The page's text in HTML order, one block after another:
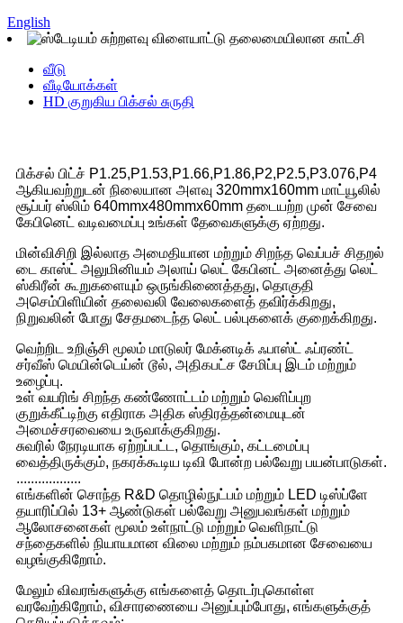
English
வீடு
வீடியோக்கள்
HD குறுகிய பிக்சல் சுருதி
பிக்சல் பிட்ச் P1.25,P1.53,P1.66,P1.86,P2,P2.5,P3.076,P4
ஆகியவற்றுடன் நிலையான அளவு 320mmx160mm மாட்யூலில்
சூப்பர் ஸ்லிம் 640mmx480mmx60mm தடையற்ற முன் சேவை
கேபினெட் வடிவமைப்பு உங்கள் தேவைகளுக்கு ஏற்றது.
மின்விசிறி இல்லாத அமைதியான மற்றும் சிறந்த வெப்பச் சிதறல்
டை காஸ்ட் அலுமினியம் அலாய் லெட் கேபினட் அனைத்து லெட்
ஸ்கிரீன் கூறுகளையும் ஒருங்கிணைத்தது, தொகுதி
அசெம்பிளியின் தலைவலி வேலைகளைத் தவிர்க்கிறது,
நிறுவலின் போது சேதமடைந்த லெட் பல்புகளைக் குறைக்கிறது.
வெற்றிட உறிஞ்சி மூலம் மாடுலர் மேக்னடிக் ஃபாஸ்ட் ஃப்ரண்ட்
சர்வீஸ் மெயின்டெய்ன் டூல், அதிகபட்ச சேமிப்பு இடம் மற்றும்
உழைப்பு.
உள் வயரிங் சிறந்த கண்ணோட்டம் மற்றும் வெளிப்புற
குறுக்கீட்டிற்கு எதிராக அதிக ஸ்திரத்தன்மையுடன்
அமைச்சரவையை உருவாக்குகிறது.
சுவரில் நேரடியாக ஏற்றப்பட்ட, தொங்கும், கட்டமைப்பு
வைத்திருக்கும், நகரக்கூடிய டிவி போன்ற பல்வேறு பயன்பாடுகள்.
..................
எங்களின் சொந்த R&D தொழில்நுட்பம் மற்றும் LED டிஸ்ப்ளே
தயாரிப்பில் 13+ ஆண்டுகள் பல்வேறு அனுபவங்கள் மற்றும்
ஆலோசனைகள் மூலம் உள்நாட்டு மற்றும் வெளிநாட்டு
சந்தைகளில் நியாயமான விலை மற்றும் நம்பகமான சேவையை
வழங்குகிறோம்.
மேலும் விவரங்களுக்கு எங்களைத் தொடர்புகொள்ள
வரவேற்கிறோம், விசாரணையை அனுப்பும்போது, ​​எங்களுக்குத்